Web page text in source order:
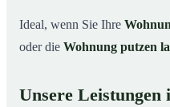
Ideal, wenn Sie Ihre
oder die Wohnung putzen
Unsere